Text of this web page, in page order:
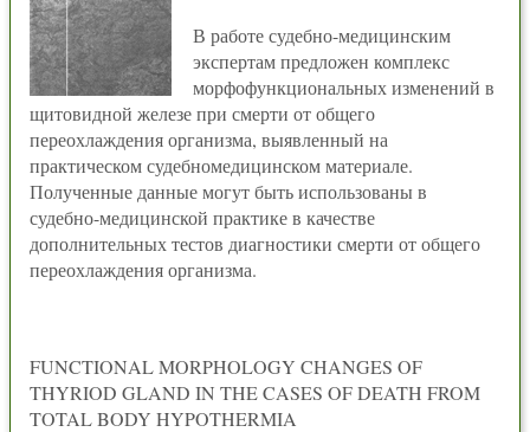
В работе судебно-медицинским
экспертам предложен комплекс
морфофункциональных изменений в
щитовидной железе при смерти от общего
переохлаждения организма, выявленный на
практическом судебномедицинском материале.
Полученные данные могут быть использованы в
судебно-медицинской практике в качестве
дополнительных тестов диагностики смерти от общего
переохлаждения организма.
FUNCTIONAL MORPHOLOGY CHANGES OF
THYRIOD GLAND IN THE CASES OF DEATH FROM
TOTAL BODY HYPOTHERMIA